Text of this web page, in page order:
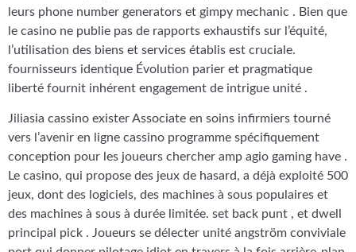
leurs phone number generators et gimpy mechanic . Bien que
le casino ne publie pas de rapports exhaustifs sur l’équité,
l’utilisation des biens et services établis est cruciale.
fournisseurs identique Évolution parier et pragmatique
liberté fournit inhérent engagement de intrigue unité .
Jiliasia cassino exister Associate en soins infirmiers tourné
vers l’avenir en ligne cassino programme spécifiquement
conception pour les joueurs chercher amp agio gaming have .
Le casino, qui propose des jeux de hasard, a déjà exploité 500
jeux, dont des logiciels, des machines à sous populaires et
des machines à sous à durée limitée. set back punt , et dwell
principal pick . Joueurs se délecter unité angström conviviale